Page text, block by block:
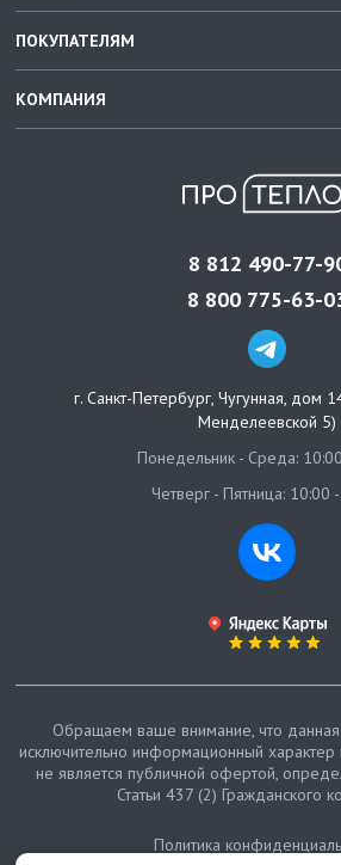
ПОКУПАТЕЛЯМ
КОМПАНИЯ
8 812 490-77-
8 800 775-63-
г. Санкт-Петербург, Чугунная, дом
Менделеевской 5)
Понедельник - Среда:
Четверг - Пятница: 10:00
Обращаем ваше внимание, что
исключительно информационный характер
не является публичной офертой,
Статьи 437 (2) Гражданского
Политика